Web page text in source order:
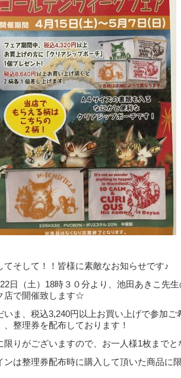
てそして！！皆様に素敵なお知らせです♪
日（土）18時３０分より、池田あきこ先
店で開催致します☆
いま、税込3,240円以上お買い上げで参加ご
、整理券を配布しております！
限りがございますので、お一人様1枚までと
ンは整理券配布時に購入して頂いた商品に